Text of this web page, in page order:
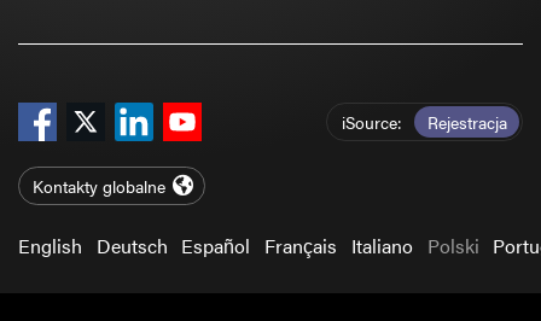
iSource Rejestracja
Kontakty globalne
English Deutsch Español Français Italiano Polski